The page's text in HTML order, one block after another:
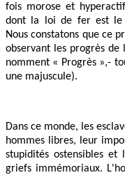
fois morose et
dont la loi de fer est le
Nous constatons que ce
observant les progrès de
nomment « Progrès »,-
une majuscule).
Dans ce monde, les
hommes libres, leur
stupidités ostensibles et
griefs immémoriaux.